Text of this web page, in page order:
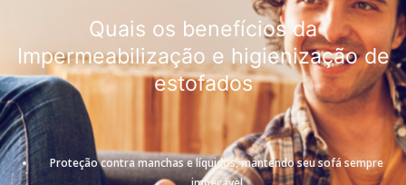
Quais os benefícios da
Impermeabilização e higienização de
estofados
Proteção contra manchas e líquidos, mantendo seu sofá sempre